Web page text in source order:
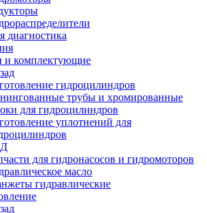
диагностика
и комплектующие
гидроцилиндров
трубы и хромированные
для гидроцилиндров
уплотнений для
для гидронасосов и гидромоторов
масло
гидравлические